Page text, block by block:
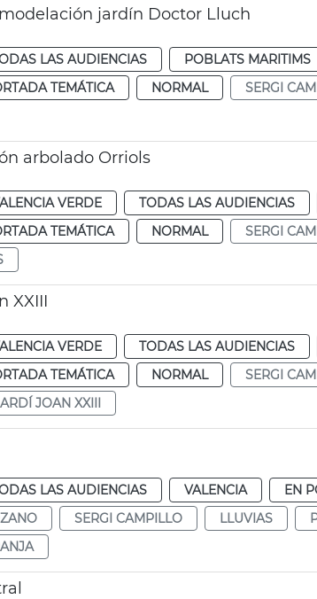
jardín Doctor Lluch
LAS AUDIENCIAS POBLATS MARITIMS
TEMÁTICA NORMAL SERGI
arbolado Orriols
VERDE TODAS LAS AUDIENCIAS
TEMÁTICA NORMAL SERGI
XXIII
VERDE TODAS LAS AUDIENCIAS
TEMÁTICA NORMAL SERGI
JOAN XXIII
LAS AUDIENCIAS VALENCIA
EN
SERGI CAMPILLO LLUVIAS